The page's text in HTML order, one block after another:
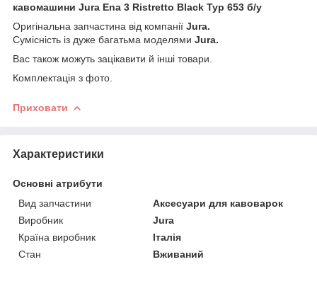
кавомашини Jura Ena 3 Ristretto Black Typ 653 б/у
Оригінальна запчастина від компанії Jura.
Сумісність із дуже багатьма моделями Jura.
Вас також можуть зацікавити й інші товари.
Комплектація з фото.
Приховати
Характеристики
Основні атрибути
Вид запчастини
Аксесуари для кавоварок
Виробник
Jura
Країна виробник
Італія
Стан
Вживаний